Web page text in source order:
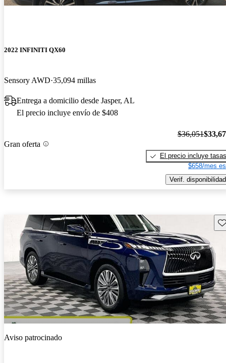
2022 INFINITI QX60
Sensory AWD 35,094 millas
Entrega a domicilio desde Jasper, AL
El precio incluye envío de $408
Gran oferta
$36,051
El precio incluye tasas
$658/mes
Verif. disponibilidad
Aviso patrocinado